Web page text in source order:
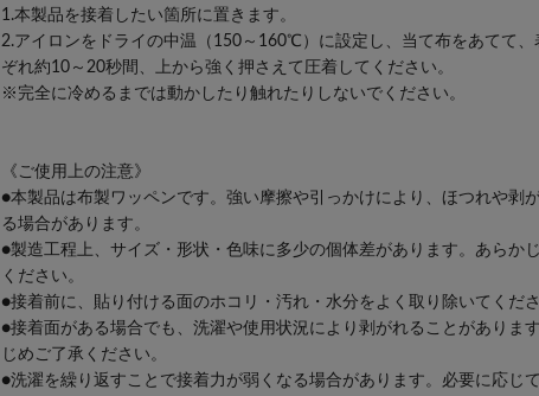
1.本製品を接着したい箇所に置きます。
2.アイロンをドライの中温（150～160℃）に設定し、当て布をあてて、
ぞれ約10～20秒間、上から強く押さえて圧着してください。
※完全に冷めるまでは動かしたり触れたりしないでください。
《ご使用上の注意》
●本製品は布製ワッペンです。強い摩擦や引っかけにより、ほつれや剥
る場合があります。
●製造工程上、サイズ・形状・色味に多少の個体差があります。あらか
ください。
●接着前に、貼り付ける面のホコリ・汚れ・水分をよく取り除いてくださ
●接着面がある場合でも、洗濯や使用状況により剥がれることがありま
じめご了承ください。
●洗濯を繰り返すことで接着力が弱くなる場合があります。必要に応じ